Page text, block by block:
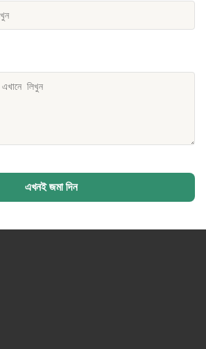
এখনই জমা দিন